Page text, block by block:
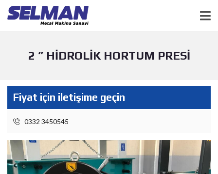
2 ” HİDROLİK HORTUM PRESİ
Fiyat için iletişime geçin
0332 3450545